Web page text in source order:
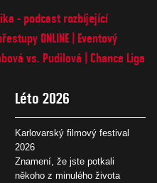
- podcast rozbíjející
ONLINE
Eventový
vs. Pudilová
Chance Liga
Léto 2026
Karlovarský filmový festival
2026
Znamení, že jste potkali
někoho z minulého života